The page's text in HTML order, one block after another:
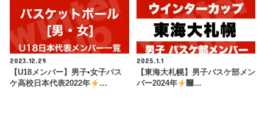
2023.12.29
【U18メンバー】男子•女子バス
ケ高校日本代表2022年
…
2025.1.1
【東海大札幌】男子バスケ部メン
バー2024年
࿠…